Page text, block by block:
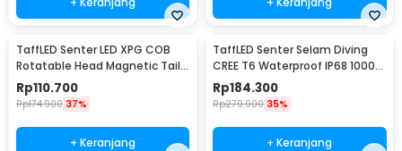
TaffLED Senter LED XPG COB
Rotatable Head Magnetic Tail
10000 Lumens - 3189A
Rp110.700
Rp174.900 37%
+ Keranjang
TaffLED Senter Selam Diving
CREE T6 Waterproof IP68 10000
Lumens - TG-S151
Rp184.300
Rp279.900 35%
+ Keranjang